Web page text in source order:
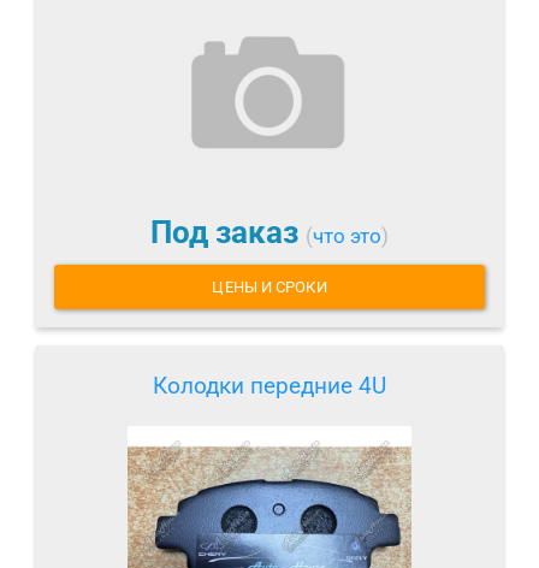
Под заказ (что это)
ЦЕНЫ И СРОКИ
Колодки передние 4U